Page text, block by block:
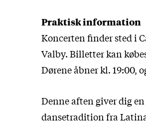
Praktisk information
Koncerten finder sted i
Valby. Billetter kan
Dørene åbner kl. 19:00,
Denne aften giver dig
dansetradition fra